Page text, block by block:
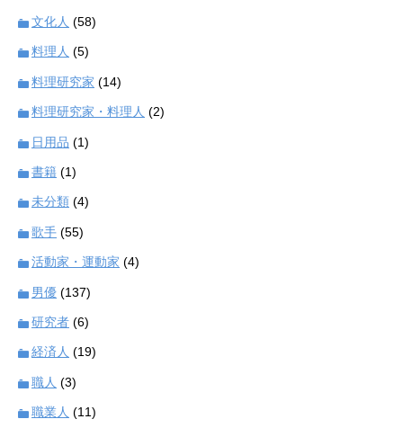
文化人 (58)
料理人 (5)
料理研究家 (14)
料理研究家・料理人 (2)
日用品 (1)
書籍 (1)
未分類 (4)
歌手 (55)
活動家・運動家 (4)
男優 (137)
研究者 (6)
経済人 (19)
職人 (3)
職業人 (11)